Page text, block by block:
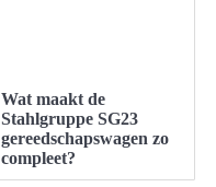
Wat maakt de
Stahlgruppe SG23
gereedschapswagen zo
compleet?